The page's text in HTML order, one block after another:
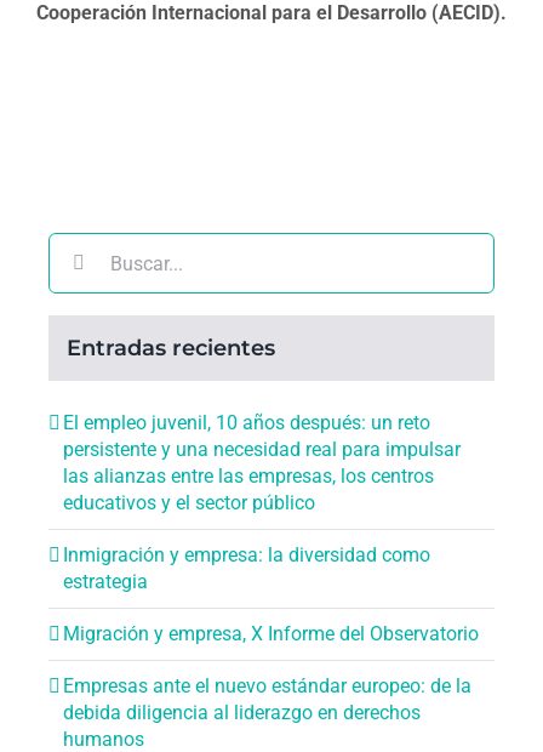
Cooperación Internacional para el Desarrollo (AECID).
Buscar:
Entradas recientes
El empleo juvenil, 10 años después: un reto
persistente y una necesidad real para impulsar
las alianzas entre las empresas, los centros
educativos y el sector público
Inmigración y empresa: la diversidad como
estrategia
Migración y empresa, X Informe del Observatorio
Empresas ante el nuevo estándar europeo: de la
debida diligencia al liderazgo en derechos
humanos